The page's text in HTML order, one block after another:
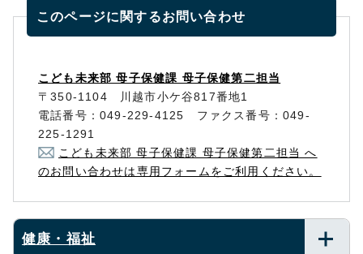
このページに関するお問い合わせ
こども未来部 母子保健課 母子保健第二担当
〒350-1104 川越市小ケ谷817番地1
電話番号：049-229-4125 ファクス番号：049-
225-1291
こども未来部 母子保健課 母子保健第二担当 へ
のお問い合わせは専用フォームをご利用ください。
健康・福祉